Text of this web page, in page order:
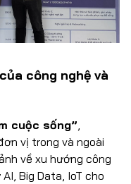
công nghệ và
cuộc sống”,
vị trong và ngoài
về xu hướng công
Big Data, IoT cho